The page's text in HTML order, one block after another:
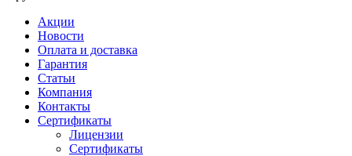
Акции
Новости
Оплата и доставка
Гарантия
Статьи
Компания
Контакты
Сертификаты
Лицензии
Сертификаты